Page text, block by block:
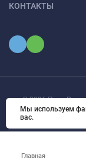
КОНТАКТЫ
© 2026
Главная
Мы используем
вас.